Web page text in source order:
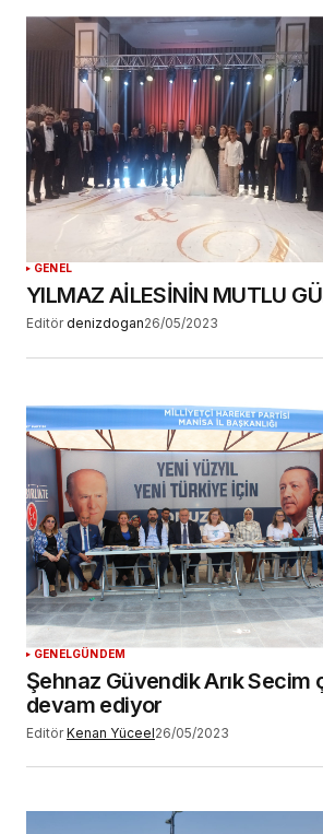
GENEL
YILMAZ AİLESİNİN MUTLU
Editör denizdogan26/05/2023
GENELGÜNDEM
Şehnaz Güvendik Arık Secim
devam ediyor
Editör Kenan Yüceel26/05/2023